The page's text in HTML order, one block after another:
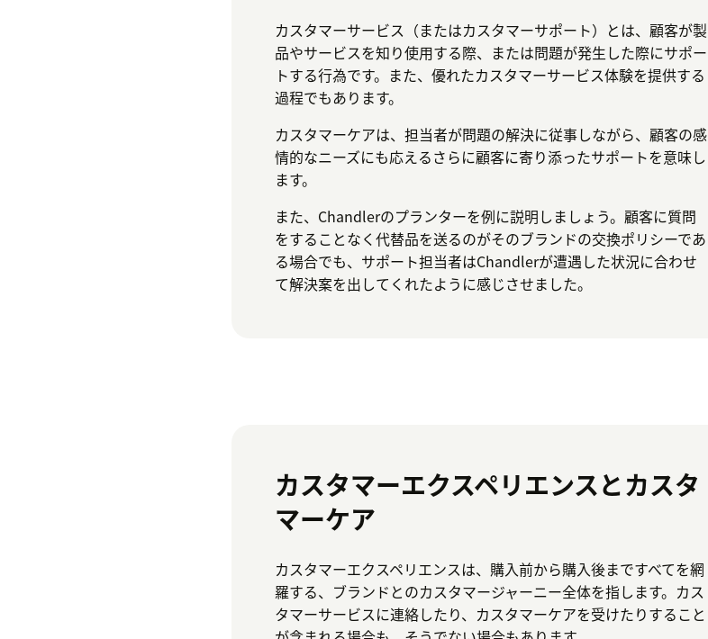
カスタマーサービス（またはカスタマーサポート）とは、顧客が製
品やサービスを知り使用する際、または問題が発生した際にサポー
トする行為です。また、優れたカスタマーサービス体験を提供する
過程でもあります。
カスタマーケアは、担当者が問題の解決に従事しながら、顧客の感
情的なニーズにも応えるさらに顧客に寄り添ったサポートを意味し
ます。
また、Chandlerのプランターを例に説明しましょう。顧客に質問
をすることなく代替品を送るのがそのブランドの交換ポリシーであ
る場合でも、サポート担当者はChandlerが遭遇した状況に合わせ
て解決案を出してくれたように感じさせました。
カスタマーエクスペリエンスとカスタ
マーケア
カスタマーエクスペリエンスは、購入前から購入後まですべてを網
羅する、ブランドとのカスタマージャーニー全体を指します。カス
タマーサービスに連絡したり、カスタマーケアを受けたりすること